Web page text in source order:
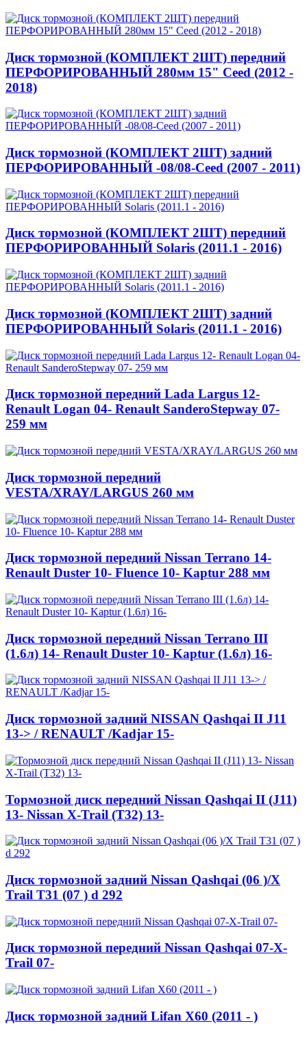
Диск тормозной (КОМПЛЕКТ 2ШТ) передний
ПЕРФОРИРОВАННЫЙ 280мм 15" Ceed (2012 -
2018)
Диск тормозной (КОМПЛЕКТ 2ШТ) задний
ПЕРФОРИРОВАННЫЙ -08/08-Ceed (2007 - 2011)
Диск тормозной (КОМПЛЕКТ 2ШТ) передний
ПЕРФОРИРОВАННЫЙ Solaris (2011.1 - 2016)
Диск тормозной (КОМПЛЕКТ 2ШТ) задний
ПЕРФОРИРОВАННЫЙ Solaris (2011.1 - 2016)
Диск тормозной передний Lada Largus 12-
Renault Logan 04- Renault SanderoStepway 07-
259 мм
Диск тормозной передний
VESTA/XRAY/LARGUS 260 мм
Диск тормозной передний Nissan Terrano 14-
Renault Duster 10- Fluence 10- Kaptur 288 мм
Диск тормозной передний Nissan Terrano III
(1.6л) 14- Renault Duster 10- Kaptur (1.6л) 16-
Диск тормозной задний NISSAN Qashqai II J11
13-> / RENAULT /Kadjar 15-
Тормозной диск передний Nissan Qashqai II (J11)
13- Nissan X-Trail (T32) 13-
Диск тормозной задний Nissan Qashqai (06 )/X
Trail T31 (07 ) d 292
Диск тормозной передний Nissan Qashqai 07-X-
Trail 07-
Диск тормозной задний Lifan X60 (2011 - )